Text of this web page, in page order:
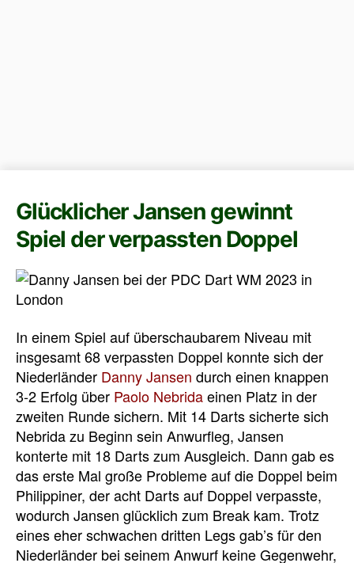
Glücklicher Jansen gewinnt
Spiel der verpassten Doppel
In einem Spiel auf überschaubarem Niveau mit
insgesamt 68 verpassten Doppel konnte sich der
Niederländer Danny Jansen durch einen knappen
3-2 Erfolg über Paolo Nebridaeinen Platz in der
zweiten Runde sichern. Mit 14 Darts sicherte sich
Nebrida zu Beginn sein Anwurfleg, Jansen
konterte mit 18 Darts zum Ausgleich. Dann gab es
das erste Mal große Probleme auf die Doppel beim
Philippiner, der acht Darts auf Doppel verpasste,
wodurch Jansen glücklich zum Break kam. Trotz
eines eher schwachen dritten Legs gab’s für den
Niederländer bei seinem Anwurf keine Gegenwehr,